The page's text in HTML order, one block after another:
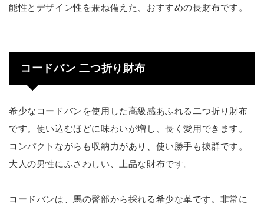
能性とデザイン性を兼ね備えた、おすすめの長財布です。
コードバン 二つ折り財布
希少なコードバンを使用した高級感あふれる二つ折り財布
です。使い込むほどに味わいが増し、長く愛用できます。
コンパクトながらも収納力があり、使い勝手も抜群です。
大人の男性にふさわしい、上品な財布です。
コードバンは、馬の臀部から採れる希少な革です。非常に